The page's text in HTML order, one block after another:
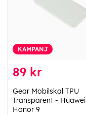
KAMPANJ
89 kr
Gear Mobilskal TPU
Transparent - Huawei
Honor 9